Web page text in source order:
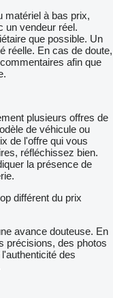
matériel à bas prix,
un vendeur réel.
que possible. Un
réelle. En cas de doute,
afin que
plusieurs offres de
de véhicule ou
de l'offre qui vous
réfléchissez bien.
la présence de
différent du prix
avance douteuse. En
précisions, des photos
des